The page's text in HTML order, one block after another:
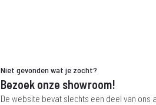
Niet gevonden wat je zocht?
Bezoek onze showroom!
De website bevat slechts een deel van ons